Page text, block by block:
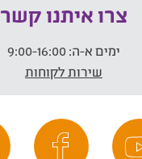
צרו איתנו קשר
ימים א-ה:
שירות לקוחות